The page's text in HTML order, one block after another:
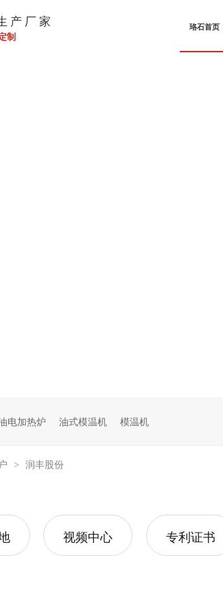
产厂家
制
珞石首页
电加热炉 油式模温机 模温机
> 润丰股份
视频中心 专利证书